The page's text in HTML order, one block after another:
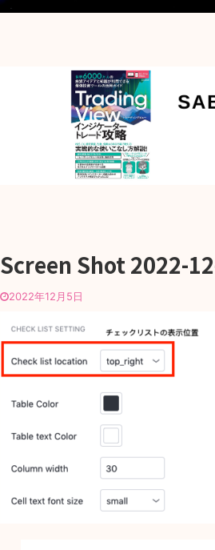
Screen Shot 2022-
2022年12月5日